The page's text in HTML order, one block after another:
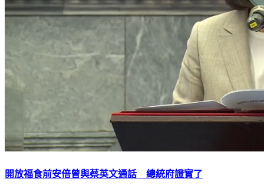
開放福食前安倍曾與蔡英文通話 總統府證實了